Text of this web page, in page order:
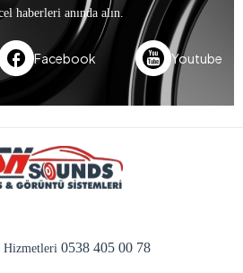
haberleri anında alın.
Facebook Youtube
Hizmetleri0538 405 00 78